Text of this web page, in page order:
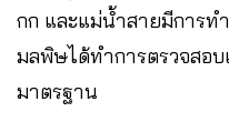
กก และแม่น้ำสายมีการท
มลพิษได้ทำการตรวจสอ
มาตรฐาน